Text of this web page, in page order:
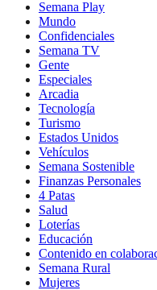
Semana Play
Mundo
Confidenciales
Semana TV
Gente
Especiales
Arcadia
Tecnología
Turismo
Estados Unidos
Vehículos
Semana Sostenible
Finanzas Personales
4 Patas
Salud
Loterías
Educación
Contenido en
Semana Rural
Mujeres